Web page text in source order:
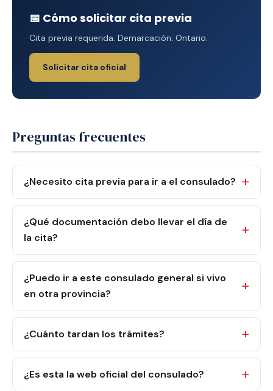
📅 Cómo solicitar cita previa
Cita previa requerida. Demarcación: Ontario.
Solicitar cita oficial
Preguntas frecuentes
¿Necesito cita previa para ir a el consulado?
¿Qué documentación debo llevar el día de
la cita?
¿Puedo ir a este consulado general si vivo
en otra provincia?
¿Cuánto tardan los trámites?
¿Es esta la web oficial del consulado?